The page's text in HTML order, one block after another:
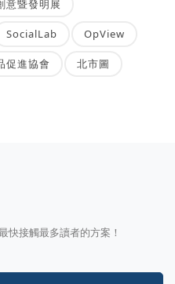
意暨發明展
SocialLab OpView
促進協會 北市圖
快接觸最多讀者的方案！